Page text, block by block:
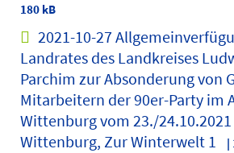
180 kB
2021-10-27
Landrates des Landkreises
Parchim zur Absonderung von
Mitarbeitern der 90er-Party im
Wittenburg vom 23./24.10.2021
Wittenburg, Zur Winterwelt 1
|